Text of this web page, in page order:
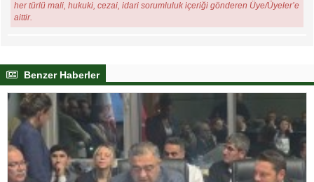
her türlü mali, hukuki, cezai, idari sorumluluk içeriği gönderen Üye/Üyeler’e
aittir.
Benzer Haberler